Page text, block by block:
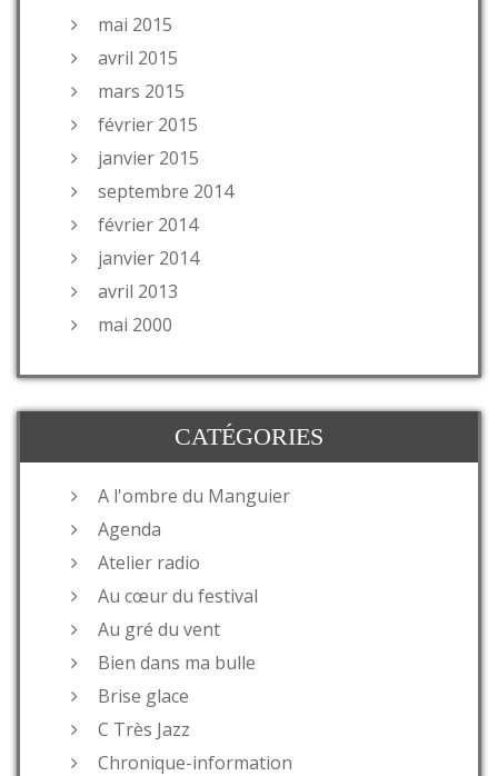
mai 2015
avril 2015
mars 2015
février 2015
janvier 2015
septembre 2014
février 2014
janvier 2014
avril 2013
mai 2000
CATÉGORIES
A l'ombre du Manguier
Agenda
Atelier radio
Au cœur du festival
Au gré du vent
Bien dans ma bulle
Brise glace
C Très Jazz
Chronique-information